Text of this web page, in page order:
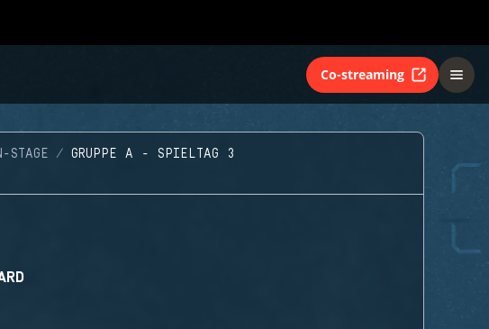
Co-streaming
STAGE GRUPPE A - SPIELTAG 3